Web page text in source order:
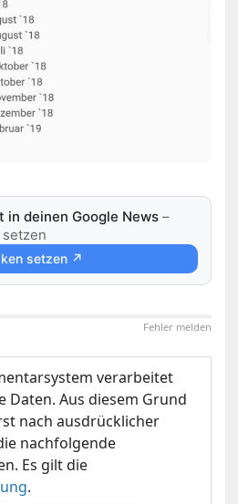
in deinen Google News –
setzen ↗
Fehler melden
verarbeitet
Daten. Aus diesem Grund
nach ausdrücklicher
nachfolgende
Es gilt die
.